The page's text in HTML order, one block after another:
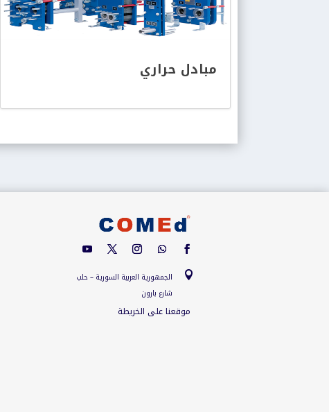
مبادل حراري

الجمهورية العربية السورية – حلب
شارع بارون
موقعنا على الخريطة